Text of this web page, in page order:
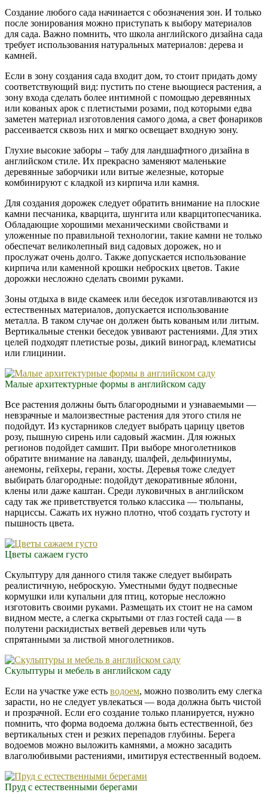
Создание любого сада начинается с обозначения зон. И только
после зонирования можно приступать к выбору материалов
для сада. Важно помнить, что школа английского дизайна сада
требует использования натуральных материалов: дерева и
камней.
Если в зону создания сада входит дом, то стоит придать дому
соответствующий вид: пустить по стене вьющиеся растения, а
зону входа сделать более интимной с помощью деревянных
или кованых арок с плетистыми розами, под которыми едва
заметен материал изготовления самого дома, а свет фонариков
рассеивается сквозь них и мягко освещает входную зону.
Глухие высокие заборы – табу для ландшафтного дизайна в
английском стиле. Их прекрасно заменяют маленькие
деревянные заборчики или витые железные, которые
комбинируют с кладкой из кирпича или камня.
Для создания дорожек следует обратить внимание на плоские
камни песчаника, кварцита, шунгита или кварцитопесчаника.
Обладающие хорошими механическими свойствами и
уложенные по правильной технологии, такие камни не только
обеспечат великолепный вид садовых дорожек, но и
прослужат очень долго. Также допускается использование
кирпича или каменной крошки неброских цветов. Такие
дорожки несложно сделать своими руками.
Зоны отдыха в виде скамеек или беседок изготавливаются из
естественных материалов, допускается использование
металла. В таком случае он должен быть кованым или литым.
Вертикальные стенки беседок увивают растениями. Для этих
целей подходят плетистые розы, дикий виноград, клематисы
или глицинии.
Малые архитектурные формы в английском саду
Все растения должны быть благородными и узнаваемыми —
невзрачные и малоизвестные растения для этого стиля не
подойдут. Из кустарников следует выбрать царицу цветов
розу, пышную сирень или садовый жасмин. Для южных
регионов подойдет самшит. При выборе многолетников
обратите внимание на лаванду, шалфей, дельфиниумы,
анемоны, гейхеры, герани, хосты. Деревья тоже следует
выбирать благородные: подойдут декоративные яблони,
клены или даже каштан. Среди луковичных в английском
саду так же приветствуется только классика — тюльпаны,
нарциссы. Сажать их нужно плотно, чтоб создать густоту и
пышность цвета.
Цветы сажаем густо
Скульптуру для данного стиля также следует выбирать
реалистичную, неброскую. Уместными будут подвесные
кормушки или купальни для птиц, которые несложно
изготовить своими руками. Размещать их стоит не на самом
видном месте, а слегка скрытыми от глаз гостей сада — в
полутени раскидистых ветвей деревьев или чуть
спрятанными за листвой многолетников.
Скульптуры и мебель в английском саду
Если на участке уже есть водоем, можно позволить ему слегка
зарасти, но не следует увлекаться — вода должна быть чистой
и прозрачной. Если его создание только планируется, нужно
помнить, что форма водоема должна быть естественной, без
вертикальных стен и резких перепадов глубины. Берега
водоемов можно выложить камнями, а можно засадить
влаголюбивыми растениями, имитируя естественный водоем.
Пруд с естественными берегами